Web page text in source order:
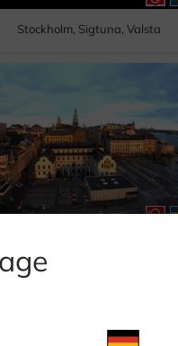
Stockholm, Sigtuna, Valsta